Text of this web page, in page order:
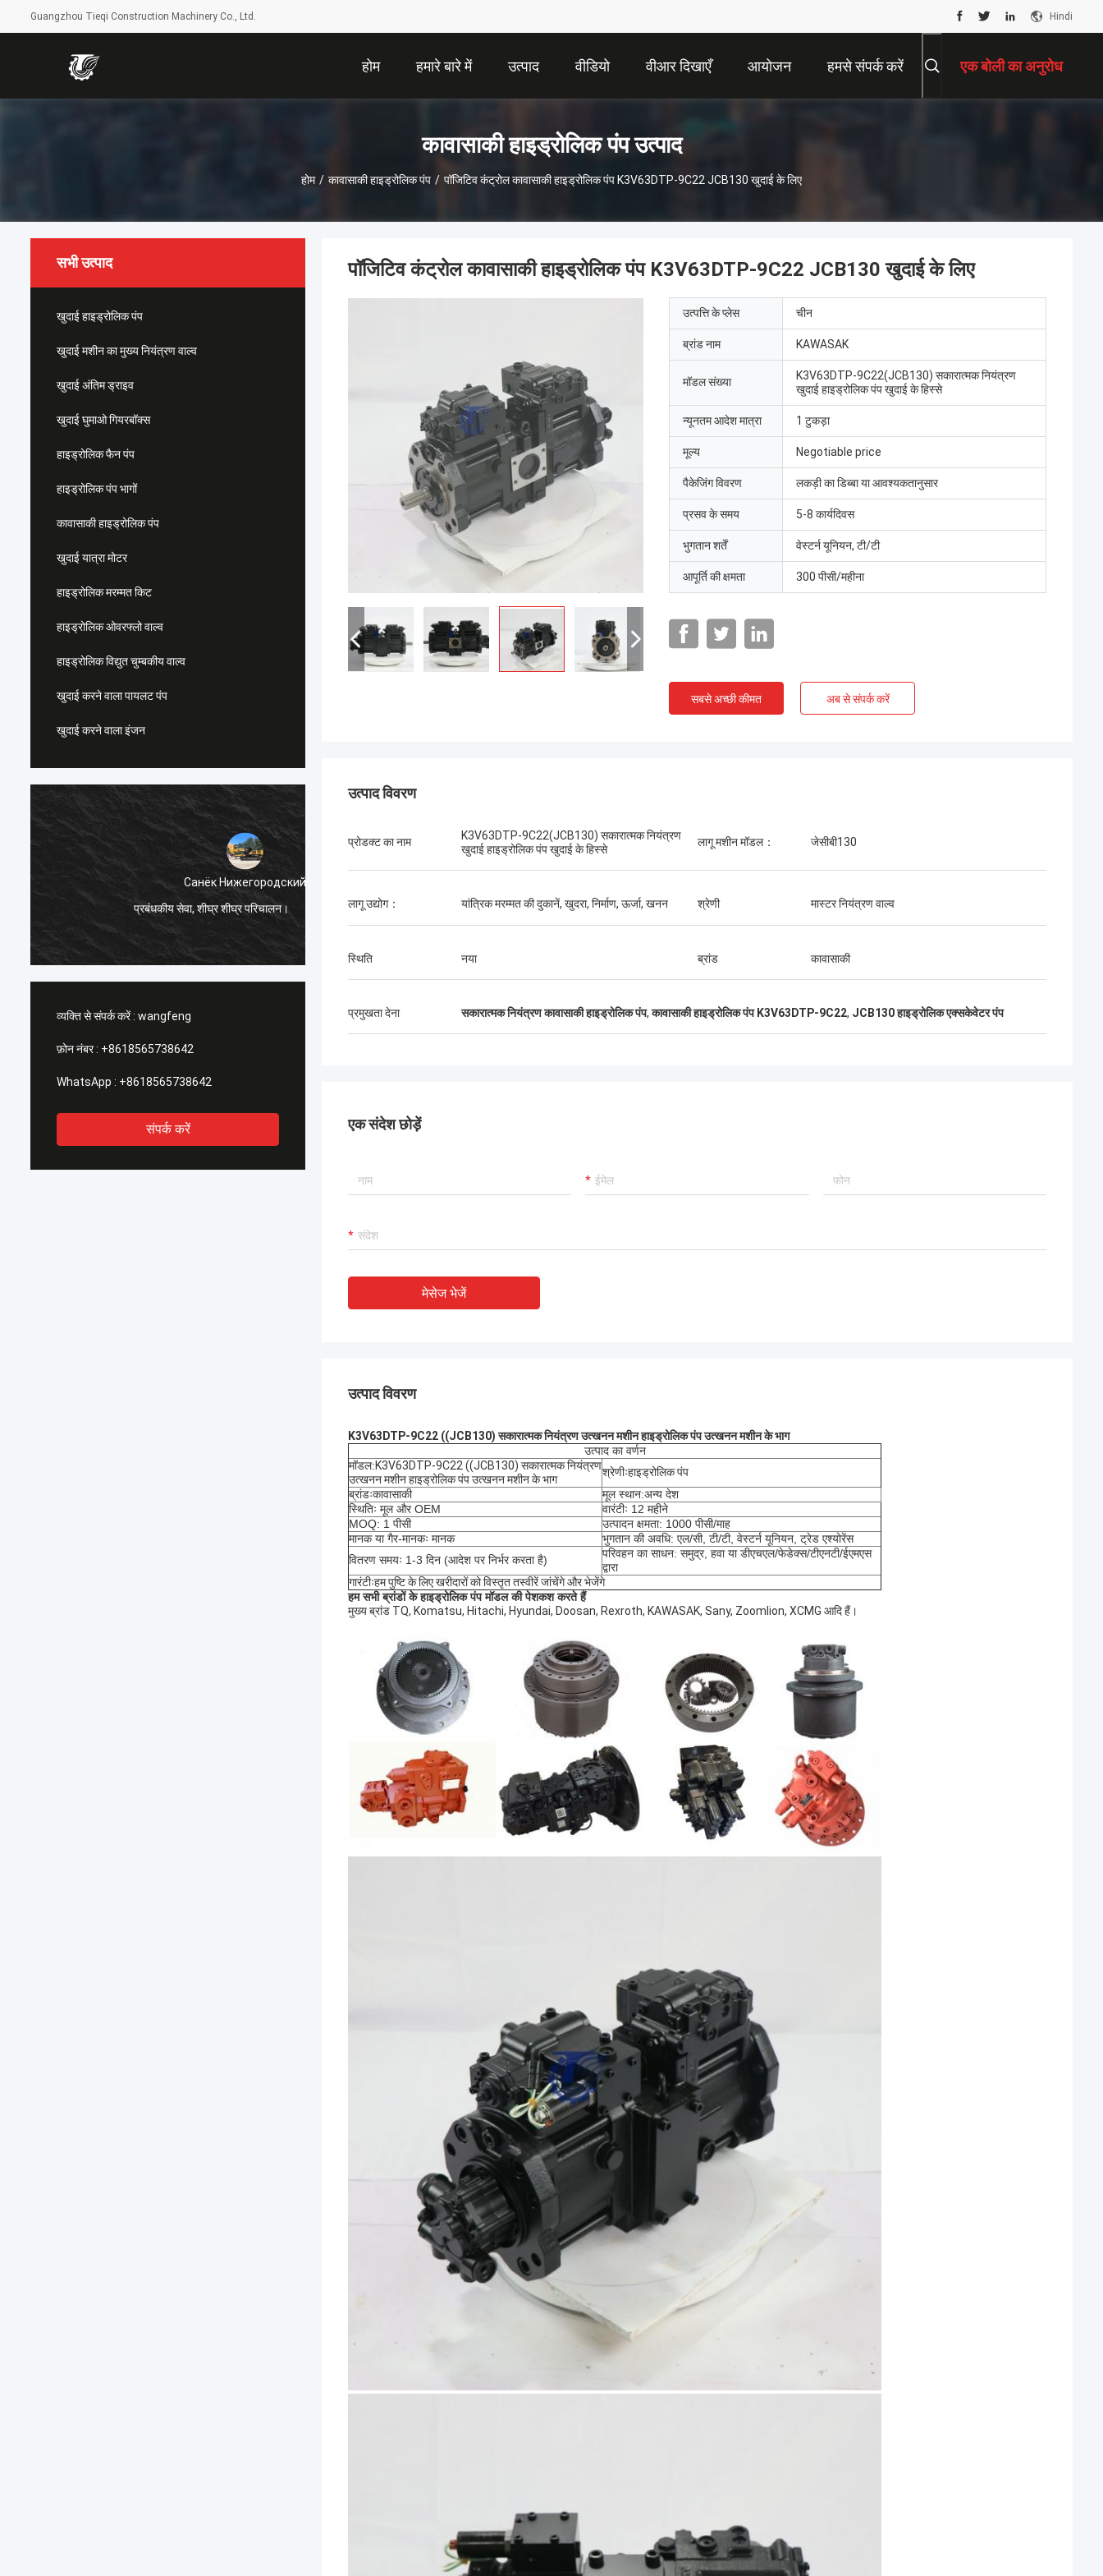
Guangzhou Tieqi Construction Machinery Co., Ltd. Hindi
होम हमारे बारे में उत्पाद वीडियो वीआर दिखाएँ आयोजन हमसे संपर्क करें एक बोली का अनुरोध
कावासाकी हाइड्रोलिक पंप उत्पाद
होम / कावासाकी हाइड्रोलिक पंप / पॉजिटिव कंट्रोल कावासाकी हाइड्रोलिक पंप K3V63DTP-9C22 JCB130 खुदाई के लिए
सभी उत्पाद
खुदाई हाइड्रोलिक पंप
खुदाई मशीन का मुख्य नियंत्रण वाल्व
खुदाई अंतिम ड्राइव
खुदाई घुमाओ गियरबॉक्स
हाइड्रोलिक फैन पंप
हाइड्रोलिक पंप भागों
कावासाकी हाइड्रोलिक पंप
खुदाई यात्रा मोटर
हाइड्रोलिक मरम्मत किट
हाइड्रोलिक ओवरफ्लो वाल्व
हाइड्रोलिक विद्युत चुम्बकीय वाल्व
खुदाई करने वाला पायलट पंप
खुदाई करने वाला इंजन
Санёк Нижегородский
प्रबंधकीय सेवा, शीघ्र शीघ्र परिचालन।
सुखद खरीदारी
सेवा और मैत्रीपूर्ण सलाह, तेजी से वितरण. बहुत अच्छी
व्यक्ति से संपर्क करें : wangfeng
फ़ोन नंबर : +8618565738642
WhatsApp : +8618565738642
संपर्क करें
पॉजिटिव कंट्रोल कावासाकी हाइड्रोलिक पंप K3V63DTP-9C22 JCB130 खुदाई के लिए
उत्पत्ति के प्लेस चीन
ब्रांड नाम KAWASAK
मॉडल संख्या
K3V63DTP-9C22(JCB130) सकारात्मक नियंत्रण
खुदाई हाइड्रोलिक पंप खुदाई के हिस्से
न्यूनतम आदेश मात्रा 1 टुकड़ा
मूल्य Negotiable price
पैकेजिंग विवरण लकड़ी का डिब्बा या आवश्यकतानुसार
प्रसव के समय 5-8 कार्यदिवस
भुगतान शर्तें वेस्टर्न यूनियन, टी/टी
आपूर्ति की क्षमता 300 पीसी/महीना
सबसे अच्छी कीमत अब से संपर्क करें
उत्पाद विवरण
प्रोडक्ट का नाम
K3V63DTP-9C22(JCB130) सकारात्मक नियंत्रण
खुदाई हाइड्रोलिक पंप खुदाई के हिस्से
लागू मशीन मॉडल： जेसीबी130
लागू उद्योग： यांत्रिक मरम्मत की दुकानें, खुदरा, निर्माण, ऊर्जा, खनन श्रेणी मास्टर नियंत्रण वाल्व
स्थिति नया ब्रांड कावासाकी
प्रमुखता देना सकारात्मक नियंत्रण कावासाकी हाइड्रोलिक पंप,कावासाकी हाइड्रोलिक पंप K3V63DTP-9C22, JCB130 हाइड्रोलिक एक्सकेवेटर पंप
एक संदेश छोड़ें
मेसेज भेजें
उत्पाद विवरण
K3V63DTP-9C22 ((JCB130) सकारात्मक नियंत्रण उत्खनन मशीन हाइड्रोलिक पंप उत्खनन मशीन के भाग
उत्पाद का वर्णन
मॉडल:K3V63DTP-9C22 ((JCB130) सकारात्मक नियंत्रण
उत्खनन मशीन हाइड्रोलिक पंप उत्खनन मशीन के भाग
श्रेणीःहाइड्रोलिक पंप
ब्रांडःकावासाकी
मूल स्थान:अन्य देश
स्थितिः मूल और OEM
वारंटीः 12 महीने
MOQ: 1 पीसी
उत्पादन क्षमता: 1000 पीसी/माह
मानक या गैर-मानकः मानक
भुगतान की अवधि: एल/सी, टी/टी, वेस्टर्न यूनियन, ट्रेड एश्योरेंस
वितरण समयः 1-3 दिन (आदेश पर निर्भर करता है)
परिवहन का साधन: समुद्र, हवा या डीएचएल/फेडेक्स/टीएनटी/ईएमएस
द्वारा
गारंटीःहम पुष्टि के लिए खरीदारों को विस्तृत तस्वीरें जांचेंगे और भेजेंगे
हम सभी ब्रांडों के हाइड्रोलिक पंप मॉडल की पेशकश करते हैं
मुख्य ब्रांड TQ, Komatsu, Hitachi, Hyundai, Doosan, Rexroth, KAWASAK, Sany, Zoomlion, XCMG आदि हैं।